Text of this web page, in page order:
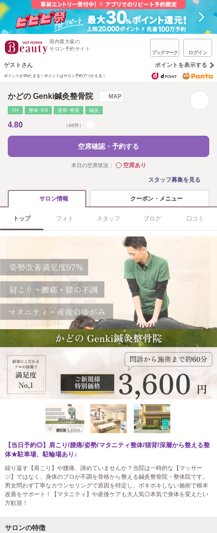
国内最大級の
サロン予約サイト
ブックマーク ログイン
ゲストさん ポイントを表示する
ポイントが1%たまる！ ポイントはサロン予約でつかえる！
かどの Genki鍼灸整骨院 MAP
ﾘﾗｸ 整体･ｶｲﾛ 接骨･整骨 鍼灸
4.80 （48件）
空席確認・予約する
本日の空席状況： ◯空席あり
スタッフ募集を見る
サロン情報 クーポン・メニュー
トップ フォト スタッフ ブログ 口コミ
【当日予約◎】肩こり/腰痛/姿勢/マタニティ整体/猫背/深層から整える整
体★駐車場、駐輪場あり♪
繰り返す【肩こり】や腰痛、諦めていませんか？当院は一時的な【マッサー
ジ】ではなく、身体のプロが不調を骨格から整える鍼灸整骨院・整体院です。
男女問わず丁寧なカウンセリングで原因を特定し、ボキボキしない施術で根本
改善をサポート！【マタニティ】や産後ケアも大人気◎本気で身体を変えたい
方歓迎！
サロンの特徴